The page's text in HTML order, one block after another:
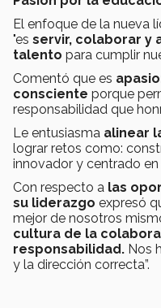
El enfoque de la nueva
"es servir, colaborar y
talento para cumplir
Comentó que es
consciente porque
responsabilidad que
Le entusiasma alinear
lograr retos como:
innovador y centrado
Con respecto a las
su liderazgo expresó
mejor de nosotros
cultura de la
responsabilidad. Nos
y la dirección correcta”.